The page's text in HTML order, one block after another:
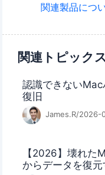
関連製品につ
関連トピックス
認識できない
復旧
James.R/2026-
【2026】壊れた
からデータを復